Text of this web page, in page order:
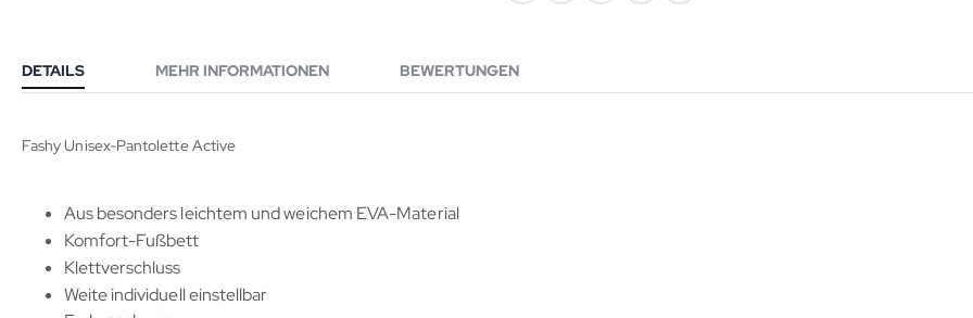
DETAILS
Fashy Unisex-Pantolette Active
Aus besonders leichtem und weichem EVA-Material
Komfort-Fußbett
Klettverschluss
Weite individuell einstellbar
MEHR INFORMATIONEN BEWERTUNGEN